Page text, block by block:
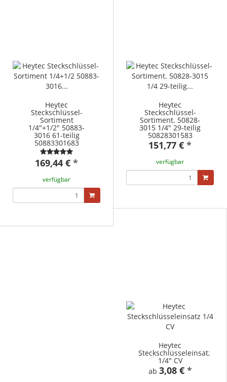
Heytec
Steckschlüssel-
Sortiment
1/4"+1/2" 50883-
3016 61-teilig
50883301683
169,44 € *
verfügbar
Heytec
Steckschlüssel-
Sortiment. 50828-
3015 1/4" 29-teilig
50828301583
151,77 € *
verfügbar
Heytec
Steckschlüsseleinsatz
1/4" CV
ab 3,08 € *